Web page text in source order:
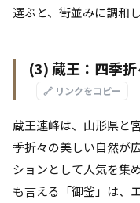
選ぶと、街並みに調和
(3) 蔵王：四季
🔗 リンクをコピー
蔵王連峰は、山形県と
季折々の美しい自然が
ションとして人気を集
も言える「御釜」は、